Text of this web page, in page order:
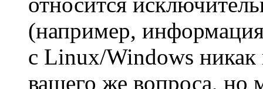
(например,
с Linux/Windows
вашего же вопроса, но